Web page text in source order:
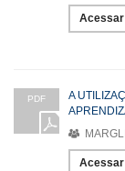
Acessar
PDF
A
Acessar